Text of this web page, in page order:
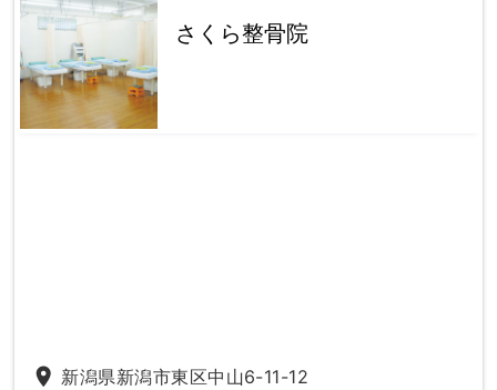
さくら整骨院
place 新潟県新潟市東区中山6-11-12